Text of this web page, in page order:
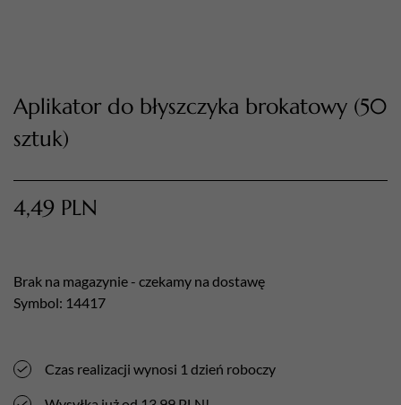
PRZEJDŹ DO KOSZYKA
Aplikator do błyszczyka brokatowy (50
sztuk)
4,49 PLN
Brak na magazynie - czekamy na dostawę
Symbol: 14417
Czas realizacji wynosi 1 dzień roboczy